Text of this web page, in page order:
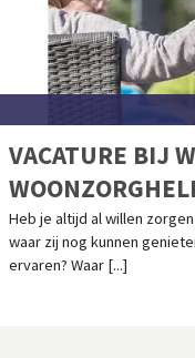
VACATURE BIJ
Heb je altijd al willen
waar zij nog kunnen
ervaren? Waar [...]